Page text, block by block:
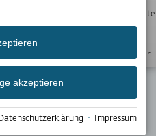
Newsletter
immer auf dem
akzeptieren
· Impressum